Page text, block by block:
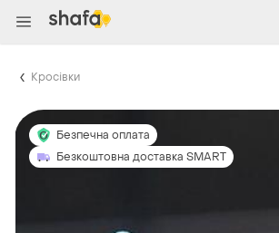
Кросівки
Безпечна оплата
Безкоштовна доставка SMART